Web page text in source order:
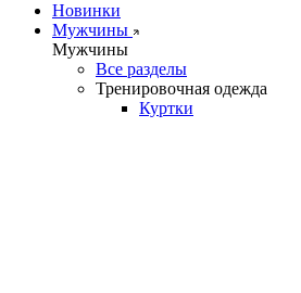
Новинки
Мужчины
Мужчины
Все разделы
Тренировочная одежда
Куртки